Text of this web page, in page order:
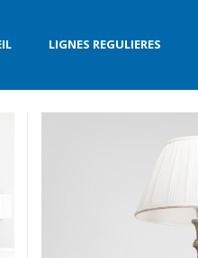
LIGNES REGULIERES